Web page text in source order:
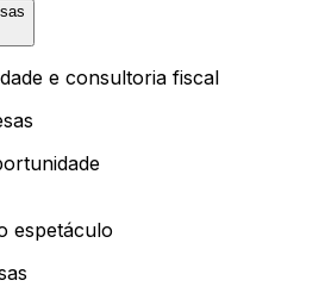
e consultoria fiscal
espetáculo